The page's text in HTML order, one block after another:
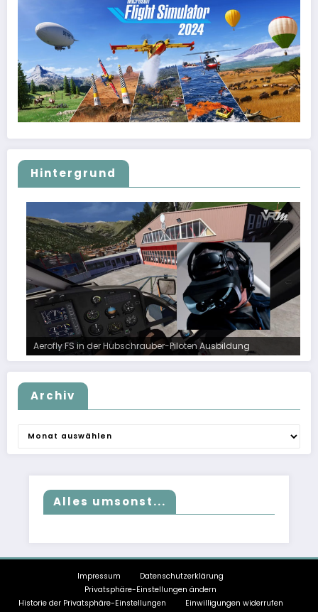
Hintergrund
Aerofly FS in der Hubschrauber-Piloten Ausbildung
Archiv
Archiv
Alles umsonst...
Impressum
Datenschutzerklärung
Privatsphäre-Einstellungen ändern
Historie der Privatsphäre-Einstellungen
Einwilligungen widerrufen